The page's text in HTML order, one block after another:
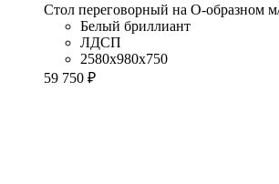
Стол переговорный на О-образном
Белый бриллиант
ЛДСП
2580x980x750
59 750 ₽